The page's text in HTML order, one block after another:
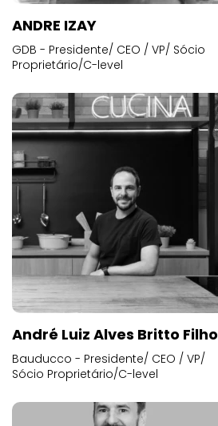
ANDRE IZAY
GDB - Presidente/ CEO / VP/ Sócio
Proprietário/C-level
André Luiz Alves Britto Filho
Bauducco - Presidente/ CEO / VP/
Sócio Proprietário/C-level